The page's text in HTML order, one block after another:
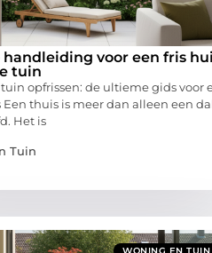
handleiding voor een fris
tuin
opfrissen: de ultieme gids voor
thuis is meer dan alleen een
Het is
Tuin
WONING EN TUIN